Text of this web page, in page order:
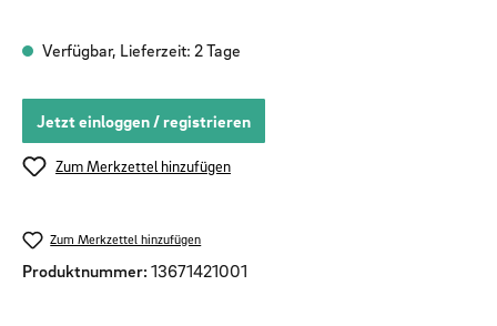
Verfügbar, Lieferzeit: 2 Tage
Jetzt einloggen / registrieren
Zum Merkzettel hinzufügen
Zum Merkzettel hinzufügen
Produktnummer: 13671421001